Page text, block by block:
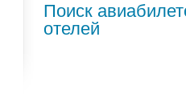
Поиск
отелей